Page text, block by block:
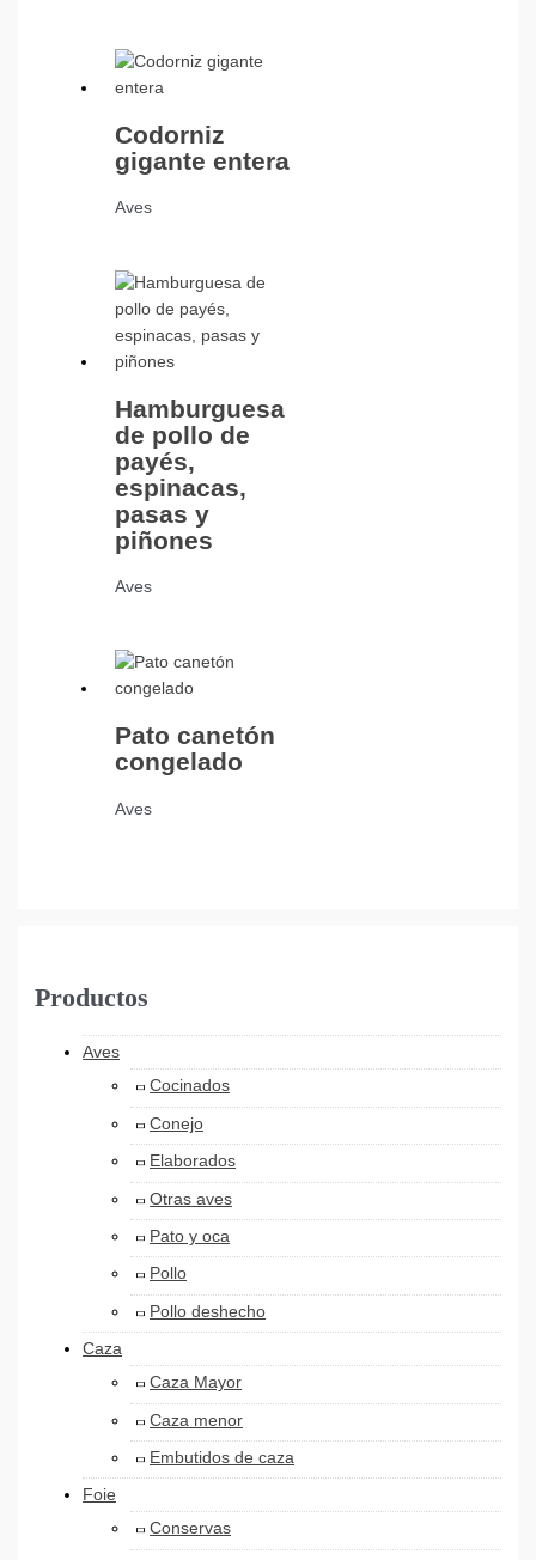
Codorniz
gigante entera
Aves
Hamburguesa
de pollo de
payés,
espinacas,
pasas y
piñones
Aves
Pato canetón
congelado
Aves
Productos
Aves
Cocinados
Conejo
Elaborados
Otras aves
Pato y oca
Pollo
Pollo deshecho
Caza
Caza Mayor
Caza menor
Embutidos de caza
Foie
Conservas